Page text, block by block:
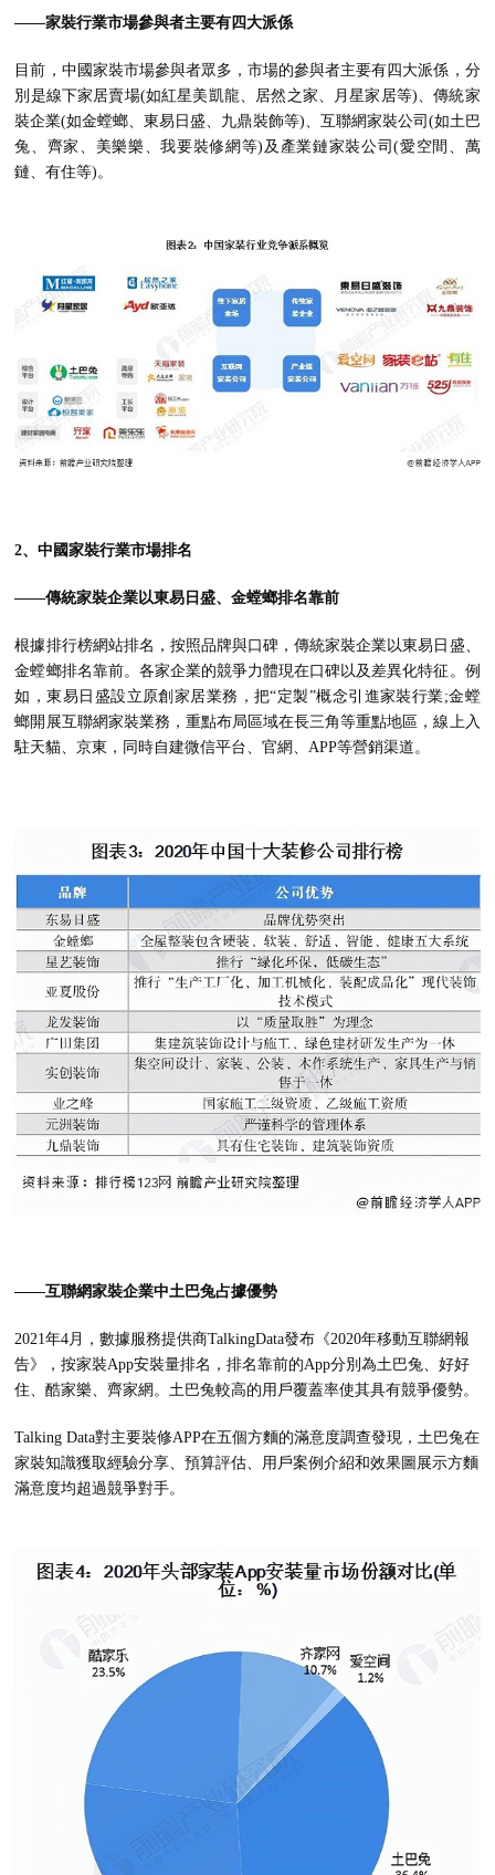
——家裝行業市場參與者主要有四大派係
目前，中國家裝市場參與者眾多，市場的參與者主要有四大派係，分
別是線下家居賣場(如紅星美凱龍、居然之家、月星家居等)、傳統家
裝企業(如金螳螂、東易日盛、九鼎裝飾等)、互聯網家裝公司(如土巴
兔、齊家、美樂樂、我要裝修網等)及產業鏈家裝公司(愛空間、萬
鏈、有住等)。
2、中國家裝行業市場排名
——傳統家裝企業以東易日盛、金螳螂排名靠前
根據排行榜網站排名，按照品牌與口碑，傳統家裝企業以東易日盛、
金螳螂排名靠前。各家企業的競爭力體現在口碑以及差異化特征。例
如，東易日盛設立原創家居業務，把“定製”概念引進家裝行業;金螳
螂開展互聯網家裝業務，重點布局區域在長三角等重點地區，線上入
駐天貓、京東，同時自建微信平台、官網、APP等營銷渠道。
——互聯網家裝企業中土巴兔占據優勢
2021年4月，數據服務提供商TalkingData發布《2020年移動互聯網報
告》，按家裝App安裝量排名，排名靠前的App分別為土巴兔、好好
住、酷家樂、齊家網。土巴兔較高的用戶覆蓋率使其具有競爭優勢。
Talking Data對主要裝修APP在五個方麵的滿意度調查發現，土巴兔在
家裝知識獲取經驗分享、預算評估、用戶案例介紹和效果圖展示方麵
滿意度均超過競爭對手。